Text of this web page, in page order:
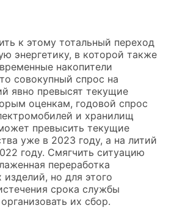
к этому тотальный переход
энергетику, в которой также
накопители
совокупный спрос на
явно превысят текущие
оценкам, годовой спрос
и хранилищ
превысить текущие
уже в 2023 году, а на литий
году. Смягчить ситуацию
переработка
но для этого
срока службы
их сбор.